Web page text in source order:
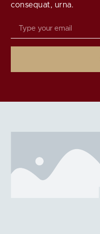
consequat, urna.